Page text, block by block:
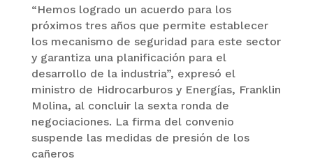
“Hemos logrado un acuerdo para los
próximos tres años que permite establecer
los mecanismo de seguridad para este sector
y garantiza una planificación para el
desarrollo de la industria”, expresó el
ministro de Hidrocarburos y Energías, Franklin
Molina, al concluir la sexta ronda de
negociaciones. La firma del convenio
suspende las medidas de presión de los
cañeros